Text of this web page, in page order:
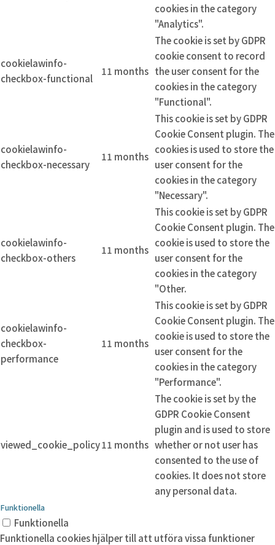
cookies in the category
"Analytics".
cookielawinfo-
checkbox-functional
11 months
The cookie is set by GDPR
cookie consent to record
the user consent for the
cookies in the category
"Functional".
cookielawinfo-
checkbox-necessary
11 months
This cookie is set by GDPR
Cookie Consent plugin. The
cookies is used to store the
user consent for the
cookies in the category
"Necessary".
cookielawinfo-
checkbox-others
11 months
This cookie is set by GDPR
Cookie Consent plugin. The
cookie is used to store the
user consent for the
cookies in the category
"Other.
cookielawinfo-
checkbox-
performance
11 months
This cookie is set by GDPR
Cookie Consent plugin. The
cookie is used to store the
user consent for the
cookies in the category
"Performance".
viewed_cookie_policy11 months
The cookie is set by the
GDPR Cookie Consent
plugin and is used to store
whether or not user has
consented to the use of
cookies. It does not store
any personal data.
Funktionella
Funktionella
Funktionella cookies hjälper till att utföra vissa funktioner